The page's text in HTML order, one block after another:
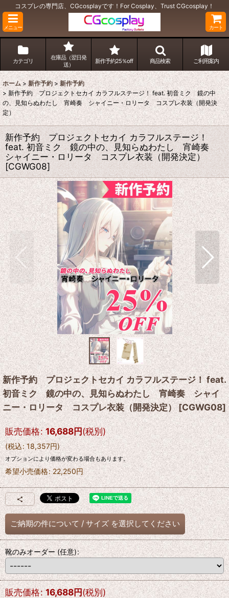
コスプレの専門店、CGcosplayです！For Cosplay、Trust CGcosplay！
メニュー カート
カテゴリ
在庫品（翌日発
送）
新作予約25％off 商品検索 ご利用案内
ホーム > 新作予約 > 新作予約
> 新作予約 プロジェクトセカイ カラフルステージ！ feat. 初音ミク 鏡の中
の、見知らぬわたし 宵崎奏 シャイニー・ロリータ コスプレ衣装（開発決
定）
新作予約 プロジェクトセカイ カラフルステージ！
feat. 初音ミク 鏡の中の、見知らぬわたし 宵崎奏
シャイニー・ロリータ コスプレ衣装（開発決定）
[CGWG08]
新作予約 プロジェクトセカイ カラフルステージ！ feat.
初音ミク 鏡の中の、見知らぬわたし 宵崎奏 シャイ
ニー・ロリータ コスプレ衣装（開発決定）[CGWG08]
販売価格: 16,688円(税別)
(税込: 18,357円)
オプションにより価格が変わる場合もあります。
希望小売価格: 22,250円
ご納期の件について / サイズ を選択してください
靴のみオーダー(任意):
販売価格: 16,688円(税別)